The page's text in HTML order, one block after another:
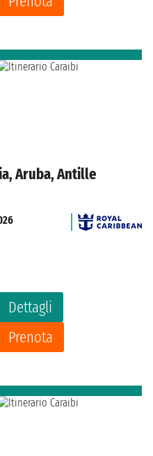
Aruba, Antille
Dettagli
Prenota